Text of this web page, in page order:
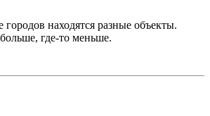
находятся разные объекты.
где-то меньше.